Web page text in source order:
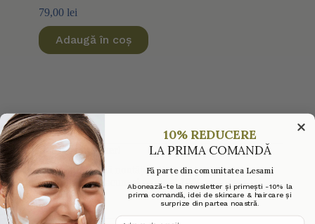
79,00 lei
Adaugă în coș
Abonează-te la Newsletter!
Fii printre primii care află noutățile din beauty și ofertele
exclusive. Abonează-te acum și primești 10% reducere
la
următoarea comandă!
10% REDUCERE
LA PRIMA COMANDĂ
Fă parte din comunitatea Lesami
Abonează-te la newsletter și primești -10% la
prima comandă, idei de skincare & haircare și
surprize din partea noastră.
adresa de email